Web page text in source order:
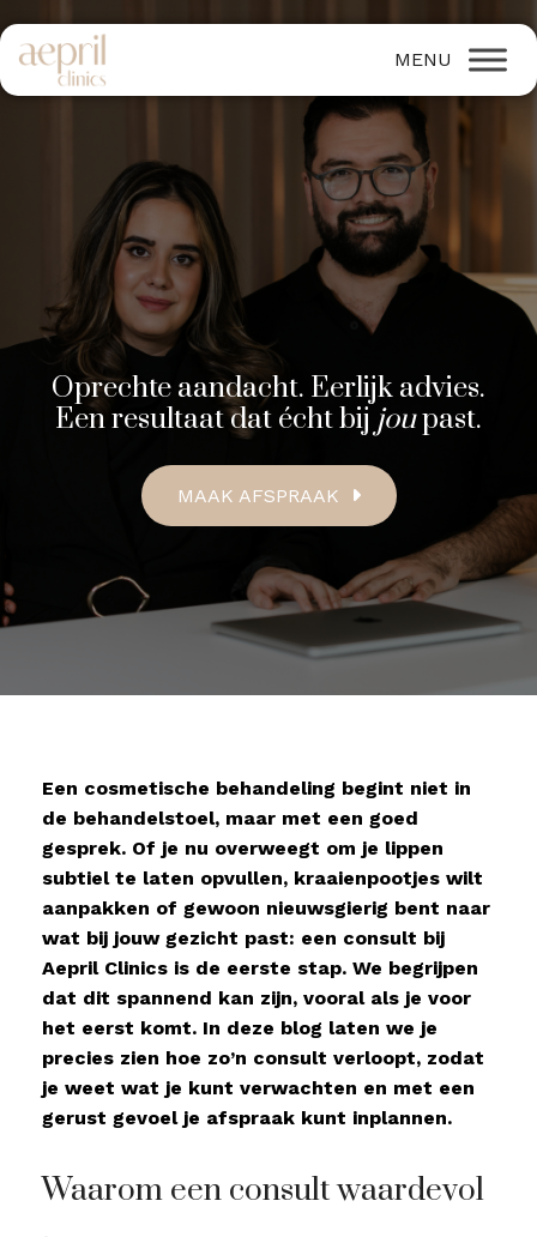
Oprechte aandacht. Eerlijk advies.
Een resultaat dat écht bij joupast.
MAAK AFSPRAAK
Een cosmetische behandeling begint niet in
de behandelstoel, maar met een goed
gesprek. Of je nu overweegt om je lippen
subtiel te laten opvullen, kraaienpootjes wilt
aanpakken of gewoon nieuwsgierig bent naar
wat bij jouw gezicht past: een consult bij
Aepril Clinics is de eerste stap. We begrijpen
dat dit spannend kan zijn, vooral als je voor
het eerst komt. In deze blog laten we je
precies zien hoe zo’n consult verloopt, zodat
je weet wat je kunt verwachten en met een
gerust gevoel je afspraak kunt inplannen.
Waarom een consult waardevol